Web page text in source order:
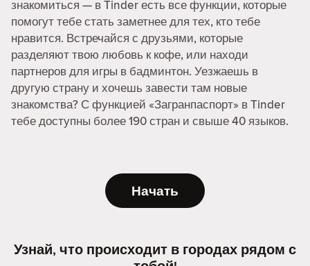
знакомиться — в Tinder есть все функции, которые
помогут тебе стать заметнее для тех, кто тебе
нравится. Встречайся с друзьями, которые
разделяют твою любовь к кофе, или находи
партнеров для игры в бадминтон. Уезжаешь в
другую страну и хочешь завести там новые
знакомства? С функцией «Загранпаспорт» в Tinder
тебе доступны более 190 стран и свыше 40 языков.
Начать
Узнай, что происходит в городах рядом с